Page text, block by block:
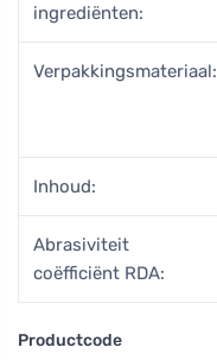
ingrediënten:
Verpakkingsmateriaal:
Inhoud:
Abrasiviteit
coëfficiënt RDA:
Productcode